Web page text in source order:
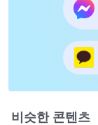
비슷한 콘텐츠